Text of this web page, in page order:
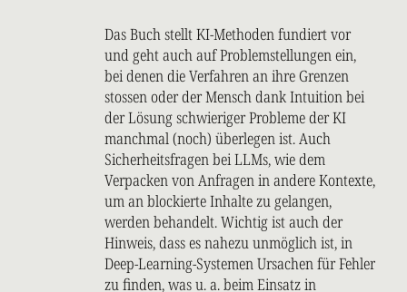
Das Buch stellt KI-Methoden fundiert vor
und geht auch auf Problemstellungen ein,
bei denen die Verfahren an ihre Grenzen
stossen oder der Mensch dank Intuition bei
der Lösung schwieriger Probleme der KI
manchmal (noch) überlegen ist. Auch
Sicherheitsfragen bei LLMs, wie dem
Verpacken von Anfragen in andere Kontexte,
um an blockierte Inhalte zu gelangen,
werden behandelt. Wichtig ist auch der
Hinweis, dass es nahezu unmöglich ist, in
Deep-Learning-Systemen Ursachen für Fehler
zu finden, was u. a. beim Einsatz in